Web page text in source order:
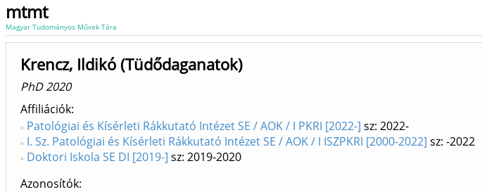
mtmt
Magyar Tudományos Művek Tára
Krencz, Ildikó (Tüdődaganatok)
PhD 2020
Affiliációk
Patológiai és Kísérleti Rákkutató Intézet SE / AOK / I PKRI [2022-] sz: 2022-
I. Sz. Patológiai és Kísérleti Rákkutató Intézet SE / AOK / I ISZPKRI [2000-2022] sz: -2022
Doktori Iskola SE DI [2019-] sz: 2019-2020
Azonosítók